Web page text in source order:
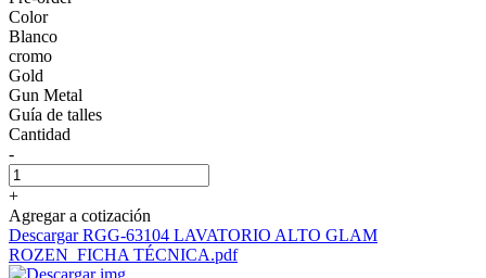
Color
Blanco
cromo
Gold
Gun Metal
Guía de talles
Cantidad
-
+
Agregar a cotización
Descargar RGG-63104 LAVATORIO ALTO GLAM
ROZEN_FICHA TÉCNICA.pdf